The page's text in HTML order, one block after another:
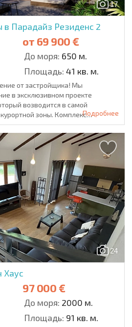
17
в Парадайз Резиденс 2
от 69 900 €
До моря: 650 м.
Площадь: 41 кв. м.
от застройщика! Мы
в эксклюзивном проекте
возводится в самой
зоны. КомплексПодробнее
24
Хаус
97 000 €
До моря: 2000 м.
Площадь: 91 кв. м.